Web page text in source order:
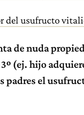
del usufructo
de nuda
(ej. hijo
padres el